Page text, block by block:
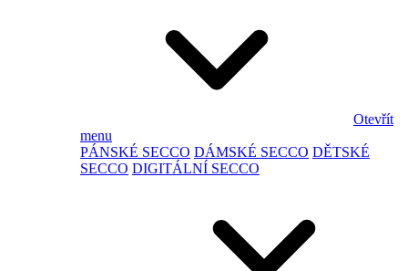
Otevřít
menu
PÁNSKÉ SECCO DÁMSKÉ SECCO DĚTSKÉ
SECCO DIGITÁLNÍ SECCO